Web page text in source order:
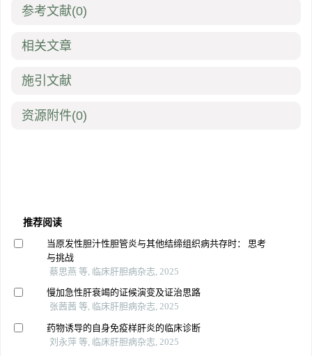
参考文献(0)
相关文章
施引文献
资源附件(0)
推荐阅读
当原发性胆汁性胆管炎与其他结缔组织病共存时： 思考
与挑战
蔡思燕 等, 临床肝胆病杂志, 2025
慢加急性肝衰竭的证候演变及证治思路
张茜茜 等, 临床肝胆病杂志, 2025
药物诱导的自身免疫样肝炎的临床诊断
刘永萍 等, 临床肝胆病杂志, 2025